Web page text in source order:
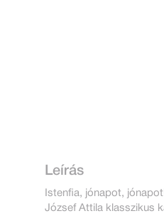
Leírás
Istenfia, jónapot,
József Attila klasszikus